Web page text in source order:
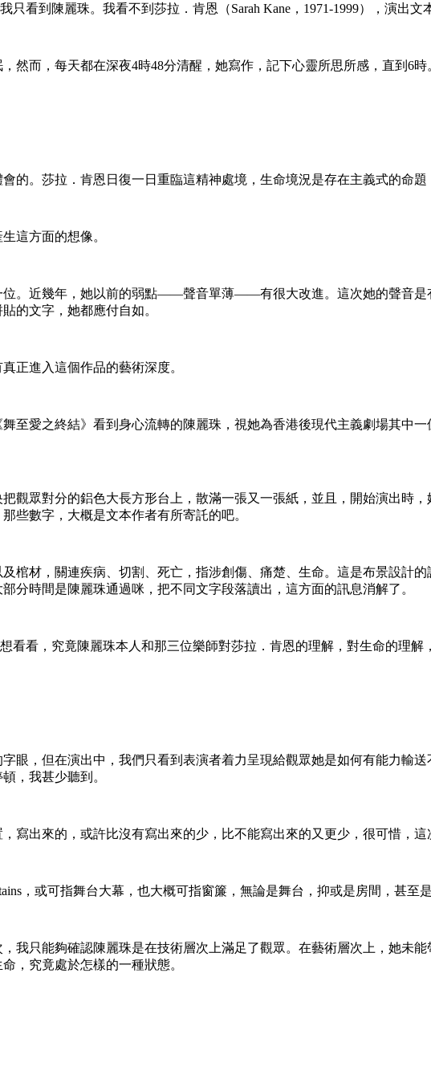
看到陳麗珠。我看不到莎拉．肯恩（Sarah Kane，1971-1999），演出文
然而，每天都在深夜4時48分清醒，她寫作，記下心靈所思所感，直到6
的。莎拉．肯恩日復一日重臨這精神處境，生命境況是存在主義式的命題
這方面的想像。
。近幾年，她以前的弱點——聲音單薄——有很大改進。這次她的聲音是
的文字，她都應付自如。
正進入這個作品的藝術深度。
至愛之終結》看到身心流轉的陳麗珠，視她為香港後現代主義劇場其中
觀眾對分的鋁色大長方形台上，散滿一張又一張紙，並且，開始演出時
些數字，大概是文本作者有所寄託的吧。
棺材，關連疾病、切割、死亡，指涉創傷、痛楚、生命。這是布景設計
分時間是陳麗珠通過咪，把不同文字段落讀出，這方面的訊息消解了。
看看，究竟陳麗珠本人和那三位樂師對莎拉．肯恩的理解，對生命的理解
眼，但在演出中，我們只看到表演者着力呈現給觀眾她是如何有能力輸
，我甚少聽到。
寫出來的，或許比沒有寫出來的少，比不能寫出來的又更少，很可惜，
，或可指舞台大幕，也大概可指窗簾，無論是舞台，抑或是房間，甚
我只能夠確認陳麗珠是在技術層次上滿足了觀眾。在藝術層次上，她未
，究竟處於怎樣的一種狀態。